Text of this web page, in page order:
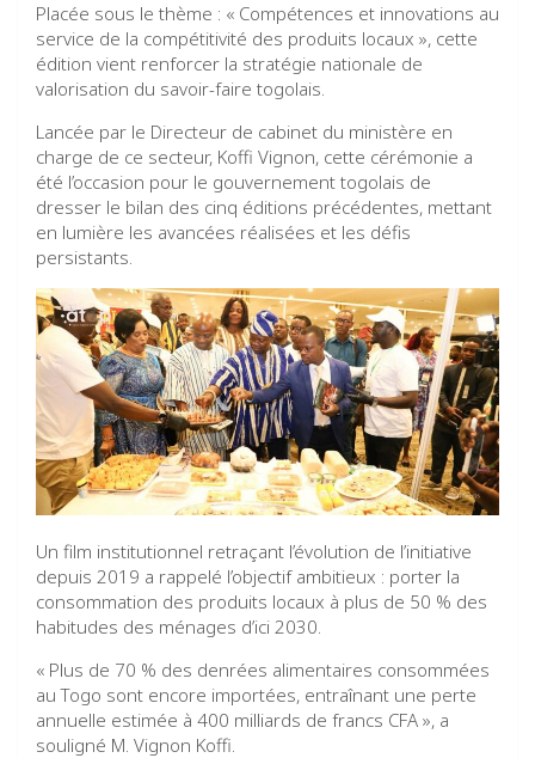
Placée sous le thème : « Compétences et innovations au
service de la compétitivité des produits locaux », cette
édition vient renforcer la stratégie nationale de
valorisation du savoir-faire togolais.
Lancée par le Directeur de cabinet du ministère en
charge de ce secteur, Koffi Vignon, cette cérémonie a
été l’occasion pour le gouvernement togolais de
dresser le bilan des cinq éditions précédentes, mettant
en lumière les avancées réalisées et les défis
persistants.
Un film institutionnel retraçant l’évolution de l’initiative
depuis 2019 a rappelé l’objectif ambitieux : porter la
consommation des produits locaux à plus de 50 % des
habitudes des ménages d’ici 2030.
« Plus de 70 % des denrées alimentaires consommées
au Togo sont encore importées, entraînant une perte
annuelle estimée à 400 milliards de francs CFA », a
souligné M. Vignon Koffi.